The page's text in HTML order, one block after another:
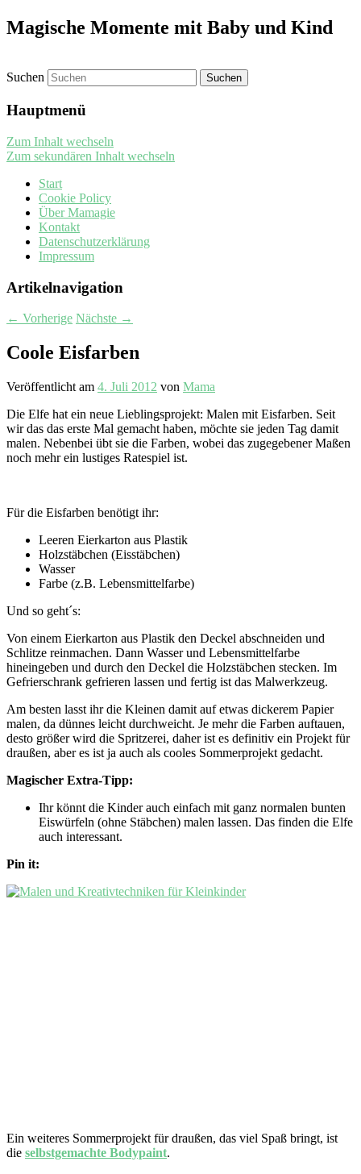
Magische Momente mit Baby und Kind
Suchen
Hauptmenü
Zum Inhalt wechseln
Zum sekundären Inhalt wechseln
Start
Cookie Policy
Über Mamagie
Kontakt
Datenschutzerklärung
Impressum
Artikelnavigation
← Vorherige Nächste →
Coole Eisfarben
Veröffentlicht am 4. Juli 2012 von Mama
Die Elfe hat ein neue Lieblingsprojekt: Malen mit Eisfarben. Seit
wir das das erste Mal gemacht haben, möchte sie jeden Tag damit
malen. Nebenbei übt sie die Farben, wobei das zugegebener Maßen
noch mehr ein lustiges Ratespiel ist.
Für die Eisfarben benötigt ihr:
Leeren Eierkarton aus Plastik
Holzstäbchen (Eisstäbchen)
Wasser
Farbe (z.B. Lebensmittelfarbe)
Und so geht´s:
Von einem Eierkarton aus Plastik den Deckel abschneiden und
Schlitze reinmachen. Dann Wasser und Lebensmittelfarbe
hineingeben und durch den Deckel die Holzstäbchen stecken. Im
Gefrierschrank gefrieren lassen und fertig ist das Malwerkzeug.
Am besten lasst ihr die Kleinen damit auf etwas dickerem Papier
malen, da dünnes leicht durchweicht. Je mehr die Farben auftauen,
desto größer wird die Spritzerei, daher ist es definitiv ein Projekt für
draußen, aber es ist ja auch als cooles Sommerprojekt gedacht.
Magischer Extra-Tipp:
Ihr könnt die Kinder auch einfach mit ganz normalen bunten
Eiswürfeln (ohne Stäbchen) malen lassen. Das finden die Elfe
auch interessant.
Pin it:
Ein weiteres Sommerprojekt für draußen, das viel Spaß bringt, ist
die selbstgemachte Bodypaint.